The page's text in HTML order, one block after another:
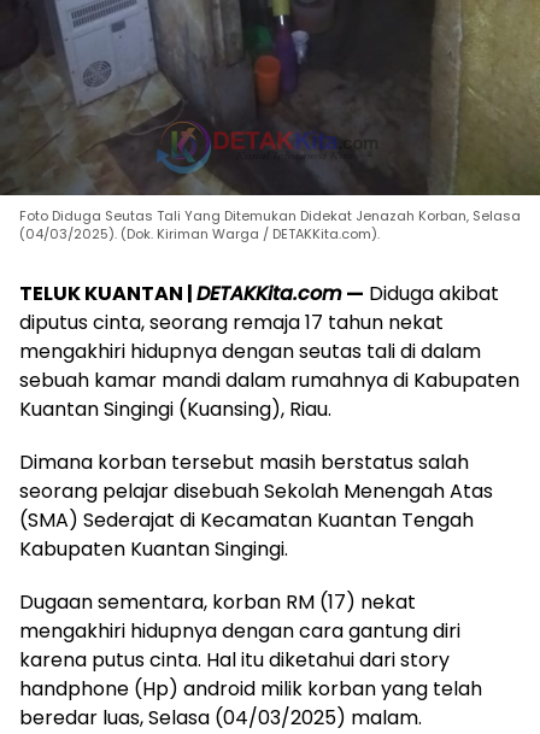
Foto Diduga Seutas Tali Yang Ditemukan Didekat Jenazah Korban, Selasa
(04/03/2025). (Dok. Kiriman Warga / DETAKKita.com).
TELUK KUANTAN |DETAKKita.com— Diduga akibat
diputus cinta, seorang remaja 17 tahun nekat
mengakhiri hidupnya dengan seutas tali di dalam
sebuah kamar mandi dalam rumahnya di Kabupaten
Kuantan Singingi (Kuansing), Riau.
Dimana korban tersebut masih berstatus salah
seorang pelajar disebuah Sekolah Menengah Atas
(SMA) Sederajat di Kecamatan Kuantan Tengah
Kabupaten Kuantan Singingi.
Dugaan sementara, korban RM (17) nekat
mengakhiri hidupnya dengan cara gantung diri
karena putus cinta. Hal itu diketahui dari story
handphone (Hp) android milik korban yang telah
beredar luas, Selasa (04/03/2025) malam.